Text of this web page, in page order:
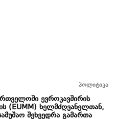
პოლიტიკა
ევროკავშირის
(EUMM) ხელმძღვანელთან,
შეხვედრა გამართა